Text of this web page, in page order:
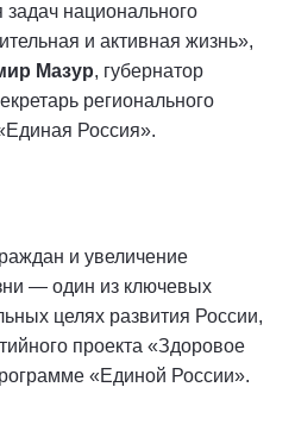
национального
и активная жизнь»,
Мазур, губернатор
регионального
Россия».
и увеличение
— один из ключевых
целях развития России,
проекта «Здоровое
«Единой России».